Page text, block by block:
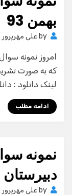
بهمن 93
by علی مهرپرور
که به صورت
لینک دانلود :
ادامه مطلب
نمونه
دبیرستان 1393
by علی مهرپرور